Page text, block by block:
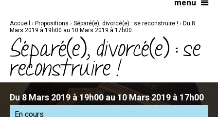
navigation
menu
Accueil › Propositions › Séparé(e), divorcé(e) : se reconstruire ! › Du 8
Mars 2019 à 19h00 au 10 Mars 2019 à 17h00
Séparé(e), divorcé(e) : se
reconstruire !
Du 8 Mars 2019 à 19h00 au 10 Mars 2019 à 17h00
En cours